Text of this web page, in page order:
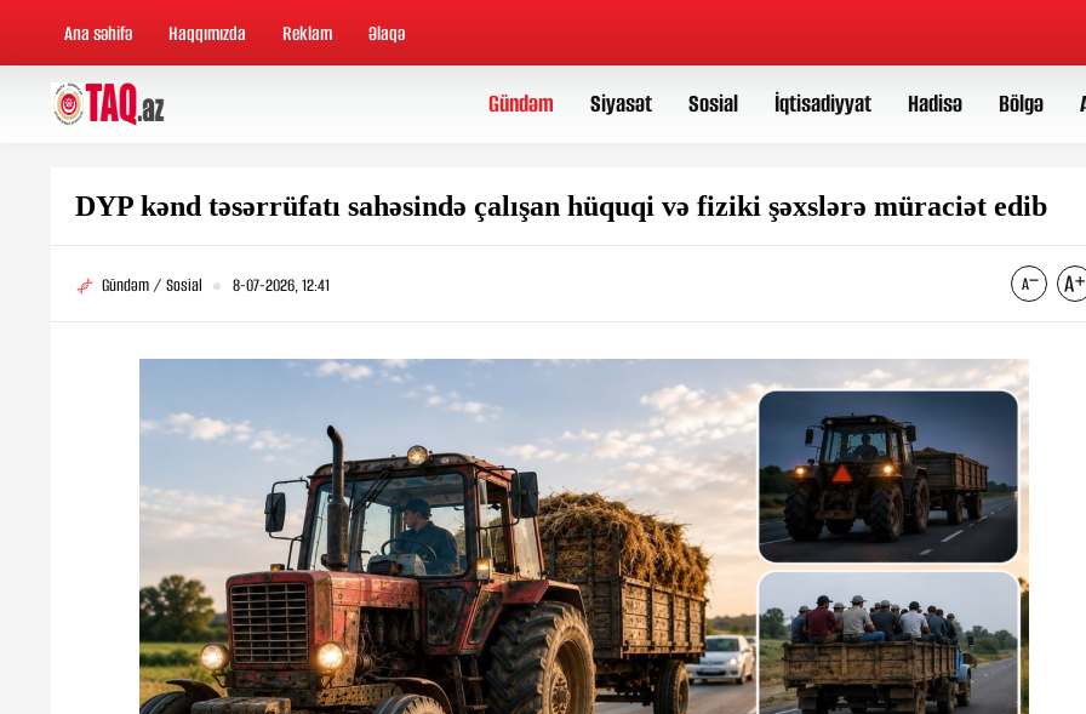
Ana səhifə Haqqımızda Reklam Əlaqə
Gündəm Siyasət Sosial İqtisadiyyat Hadisə Bölgə
DYP kənd təsərrüfatı sahəsində çalışan hüquqi və fiziki şəxslərə müraciət edib
Gündəm / Sosial 8-07-2026, 12:41
Ötən il 900 əsər və ifa qeydiyyatdan
keçirilib
Kənan Doğulu, Beren Saat və daha 20
nəfər narkotikə görə saxlanılıb